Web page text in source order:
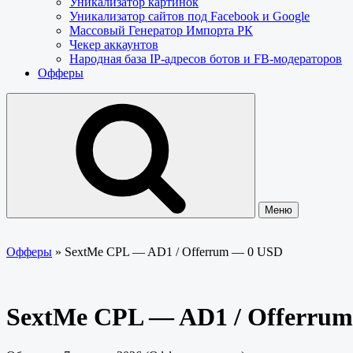
Уникализатор сайтов под Facebook и Google
Массовый Генератор Импорта РК
Чекер аккаунтов
Народная база IP-адресов ботов и FB-модераторов
Офферы
Меню
Офферы » SextMe CPL — AD1 / Offerrum — 0 USD
SextMe CPL — AD1 /